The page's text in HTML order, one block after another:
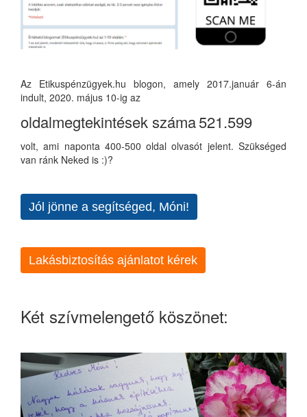
Az Etikuspénzügyek.hu blogon, amely 2017.január 6-án
indult, 2020. május 10-ig az
oldalmegtekintések száma521.599
volt, ami naponta 400-500 oldal olvasót jelent. Szükséged
van ránk Neked is :)?
Jól jönne a segítséged, Móni!
Lakásbiztosítás ajánlatot kérek
Két szívmelengető köszönet: